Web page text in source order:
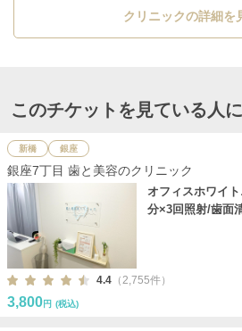
クリニックの詳細を
このチケットを見ている人
新橋 銀座
銀座7丁目 歯と美容のクリニック
オフィスホワイ
分×3回照射/歯面
4.4 （2,755件）
3,800円 (税込)